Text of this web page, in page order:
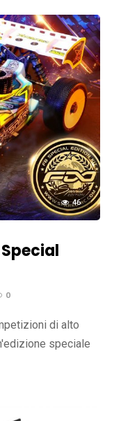
46
0
di alto
speciale